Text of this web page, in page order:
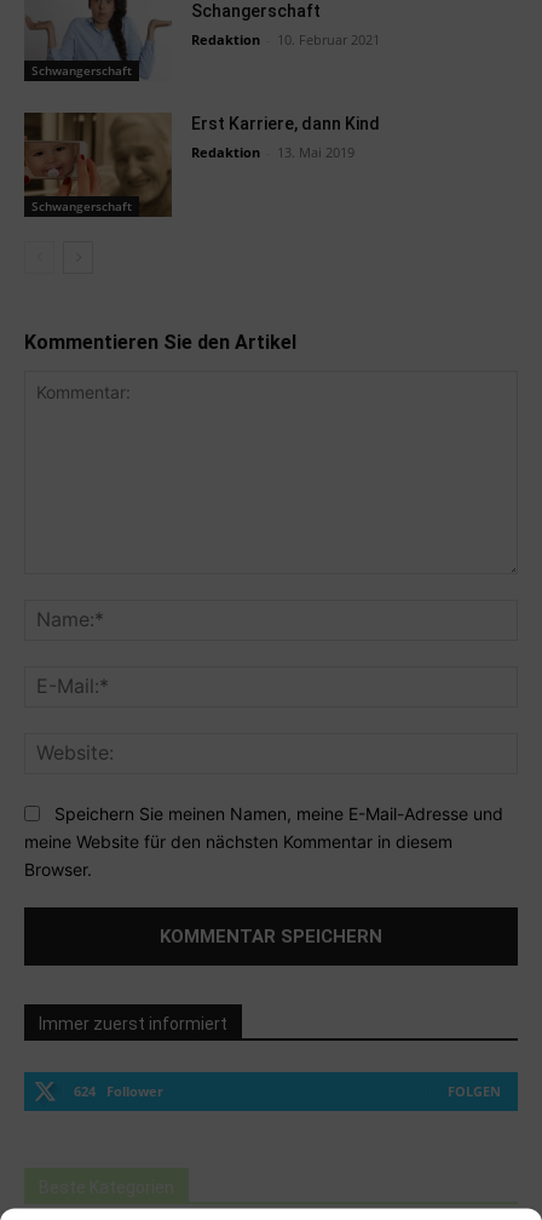
Schwangerschaft
Schangerschaft
Redaktion 10. Februar 2021
Schwangerschaft
Erst Karriere, dann Kind
Redaktion 13. Mai 2019
Kommentieren Sie den Artikel
Speichern Sie meinen Namen, meine E-Mail-Adresse und
meine Website für den nächsten Kommentar in diesem
Browser.
Immer zuerst informiert
624 Follower FOLGEN